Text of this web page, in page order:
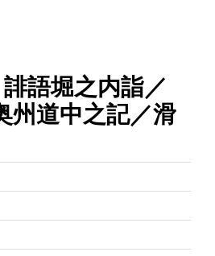
語堀之内詣／
州道中之記／滑